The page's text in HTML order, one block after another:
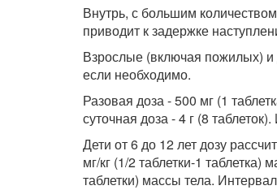
Внутрь, с большим
приводит к задержке
Взрослые (включая пожилых) и
если необходимо.
Разовая доза - 500 мг (1
суточная доза - 4 г (8
Дети от 6 до 12 лет дозу
мг/кг (1/2 таблетки-1 таблетка)
таблетки) массы тела.